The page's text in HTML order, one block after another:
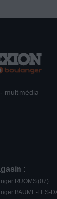
multimédia
:
RUOMS (07)
BAUME-LES-